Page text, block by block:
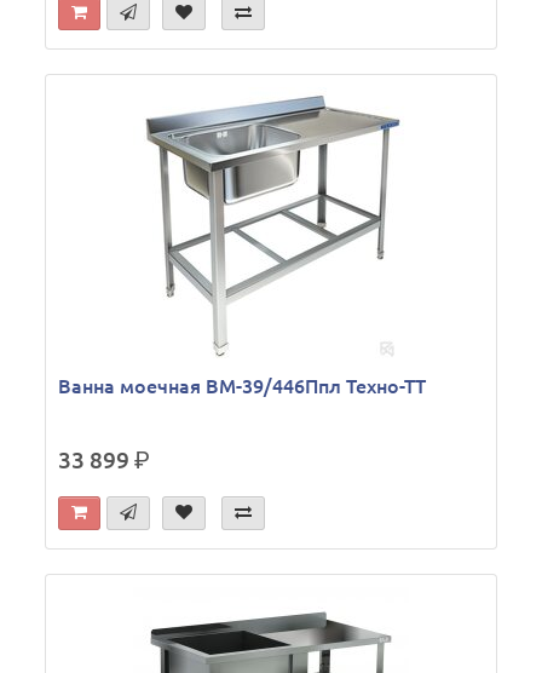
Ванна моечная ВМ-39/446Ппл Техно-ТТ
33 899р.